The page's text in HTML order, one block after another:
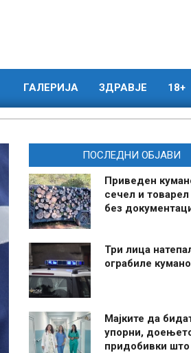
ГАЛЕРИЈА ЗДРАВЈЕ 18+
ПОСЛЕДНИ ОБЈАВИ
Приведен
сечел и
без
Три лица
ограбиле
Мајките да
упорни,
придобивки што